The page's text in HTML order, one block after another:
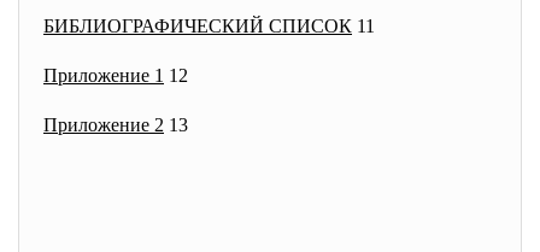
БИБЛИОГРАФИЧЕСКИЙ СПИСОК 11
Приложение 1 12
Приложение 2 13